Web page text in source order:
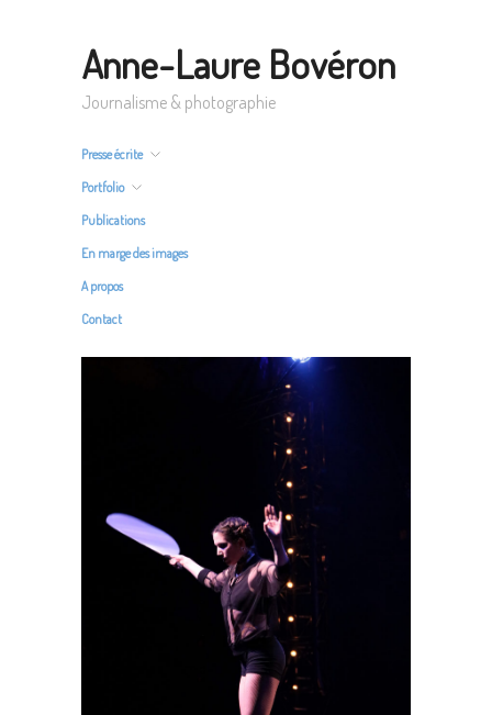
Anne-Laure Bovéron
Journalisme & photographie
Presse écrite
Portfolio
Publications
En marge des images
A propos
Contact